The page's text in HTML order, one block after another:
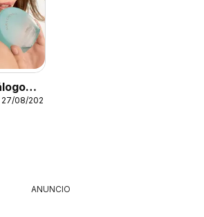
08/2026
ANUNCIO